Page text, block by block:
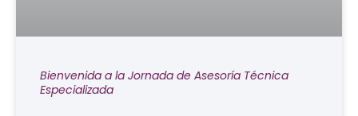
Bienvenida a la Jornada de Asesoría Técnica
Especializada